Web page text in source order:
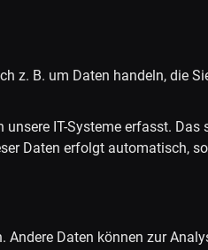
z. B. um Daten handeln, die
IT-Systeme erfasst.
Daten erfolgt automatisch,
Daten können zur